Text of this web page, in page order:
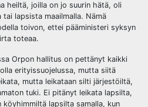
heiltä, joilla on jo suurin hätä, oli
lapsista maailmalla. Nämä
toivon, ettei pääministeri syksyn
toteaa.
Orpon hallitus on pettänyt kaikki
erityissuojelussa, mutta siitä
mutta leikataan silti järjestöiltä,
tuki. Ei pitänyt leikata lapsilta,
köyhimmiltä lapsilta samalla, kun